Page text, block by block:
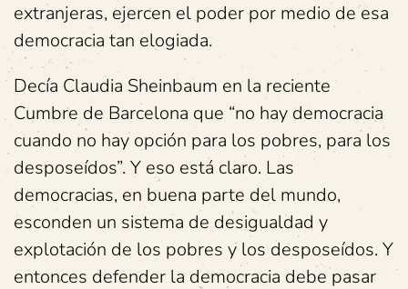
extranjeras, ejercen el poder por medio de esa
democracia tan elogiada.
Decía Claudia Sheinbaum en la reciente
Cumbre de Barcelona que “no hay democracia
cuando no hay opción para los pobres, para los
desposeídos”. Y eso está claro. Las
democracias, en buena parte del mundo,
esconden un sistema de desigualdad y
explotación de los pobres y los desposeídos. Y
entonces defender la democracia debe pasar